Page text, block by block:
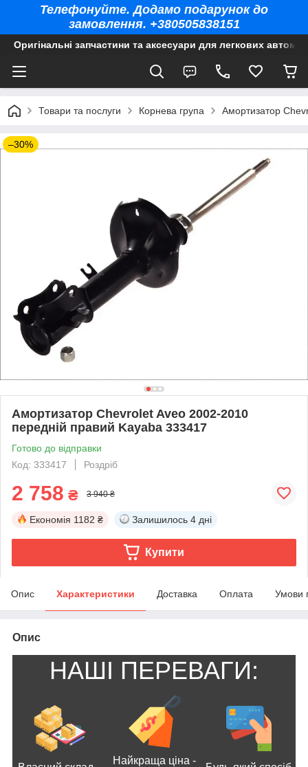
Телефонуйте. Додамо подарунок до
замовлення. +380505838151
Оригінальні запчастини та аксесуари для легкових
Товари та послуги Корнева група Амортизатор
–30%
Амортизатор Chevrolet Aveo 2002-2010
передній правий Kayaba 333417
Готово до відправки
Код: 333417
Роздріб
2 758 ₴ 3 940 ₴
Економія 1182 ₴ Залишилось 4 дні
Купити
Опис Характеристики Доставка Оплата Умови
Опис
НАШІ ПЕРЕВАГИ:
Найкраща ціна -